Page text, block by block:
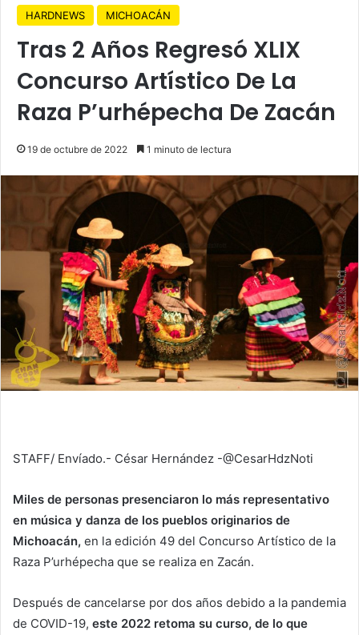
HARDNEWS MICHOACÁN
Tras 2 Años Regresó XLIX
Concurso Artístico De La
Raza P’urhépecha De Zacán
19 de octubre de 2022 1 minuto de lectura
STAFF/ Envíado.- César Hernández -@CesarHdzNoti
Miles de personas presenciaron lo más representativo
en música y danza de los pueblos originarios de
Michoacán, en la edición 49 del Concurso Artístico de la
Raza P’urhépecha que se realiza en Zacán.
Después de cancelarse por dos años debido a la pandemia
de COVID-19, este 2022 retoma su curso, de lo que